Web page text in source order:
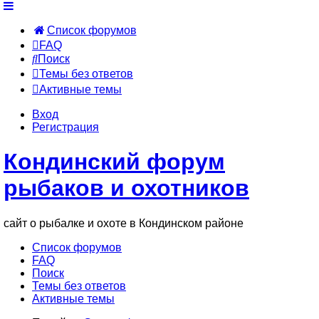
Список форумов
FAQ
Поиск
Темы без ответов
Активные темы
Вход
Регистрация
Кондинский форум
рыбаков и охотников
сайт о рыбалке и охоте в Кондинском районе
Список форумов
FAQ
Поиск
Темы без ответов
Активные темы